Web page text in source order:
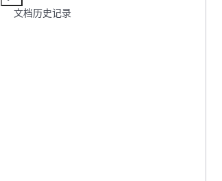
文档历史记录